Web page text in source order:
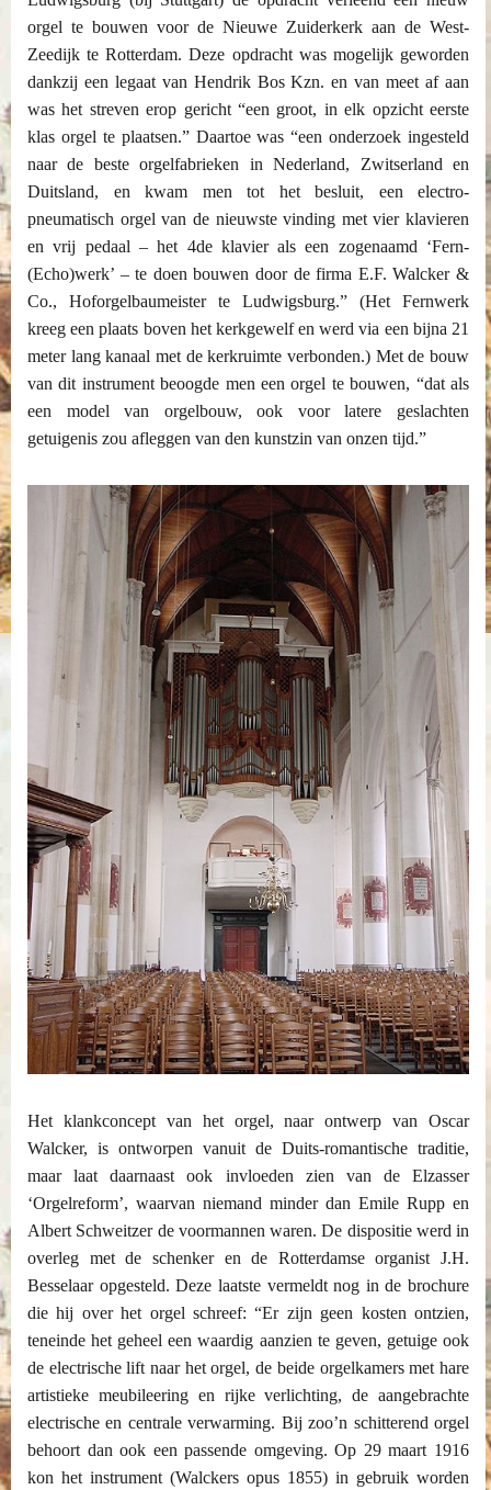
orgel te bouwen voor de Nieuwe Zuiderkerk aan de West-
Zeedijk te Rotterdam. Deze opdracht was mogelijk geworden
dankzij een legaat van Hendrik Bos Kzn. en van meet af aan
was het streven erop gericht “een groot, in elk opzicht eerste
klas orgel te plaatsen.” Daartoe was “een onderzoek ingesteld
naar de beste orgelfabrieken in Nederland, Zwitserland en
Duitsland, en kwam men tot het besluit, een electro-
pneumatisch orgel van de nieuwste vinding met vier klavieren
en vrij pedaal – het 4de klavier als een zogenaamd ‘Fern-
(Echo)werk’ – te doen bouwen door de firma E.F. Walcker &
Co., Hoforgelbaumeister te Ludwigsburg.” (Het Fernwerk
kreeg een plaats boven het kerkgewelf en werd via een bijna 21
meter lang kanaal met de kerkruimte verbonden.) Met de bouw
van dit instrument beoogde men een orgel te bouwen, “dat als
een model van orgelbouw, ook voor latere geslachten
getuigenis zou afleggen van den kunstzin van onzen tijd.”
Het klankconcept van het orgel, naar ontwerp van Oscar
Walcker, is ontworpen vanuit de Duits-romantische traditie,
maar laat daarnaast ook invloeden zien van de Elzasser
‘Orgelreform’, waarvan niemand minder dan Emile Rupp en
Albert Schweitzer de voormannen waren. De dispositie werd in
overleg met de schenker en de Rotterdamse organist J.H.
Besselaar opgesteld. Deze laatste vermeldt nog in de brochure
die hij over het orgel schreef: “Er zijn geen kosten ontzien,
teneinde het geheel een waardig aanzien te geven, getuige ook
de electrische lift naar het orgel, de beide orgelkamers met hare
artistieke meubileering en rijke verlichting, de aangebrachte
electrische en centrale verwarming. Bij zoo’n schitterend orgel
behoort dan ook een passende omgeving. Op 29 maart 1916
kon het instrument (Walckers opus 1855) in gebruik worden